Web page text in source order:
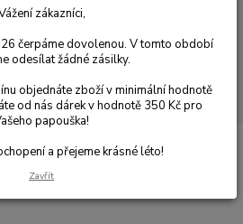
Menu
Hledat
29 cm
zákazníci,
čerpáme dovolenou. V tomto období
odesílat žádné zásilky.
objednáte zboží v minimální hodnotě
od nás dárek v hodnotě 350 Kč pro
papouška!
a přejeme krásné léto!
Zavřít